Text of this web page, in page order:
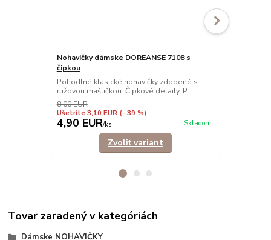
Nohavičky dámske DOREANSE 7108 s
čipkou
Pohodlné klasické nohavičky zdobené s
ružovou mašličkou. Čipkové detaily. P...
8,00 EUR
Ušetríte 3,10 EUR (- 39 %)
4,90 EUR/ks Skladom
Zvoliť variant
Tovar zaradený v kategóriách
Dámske NOHAVIČKY